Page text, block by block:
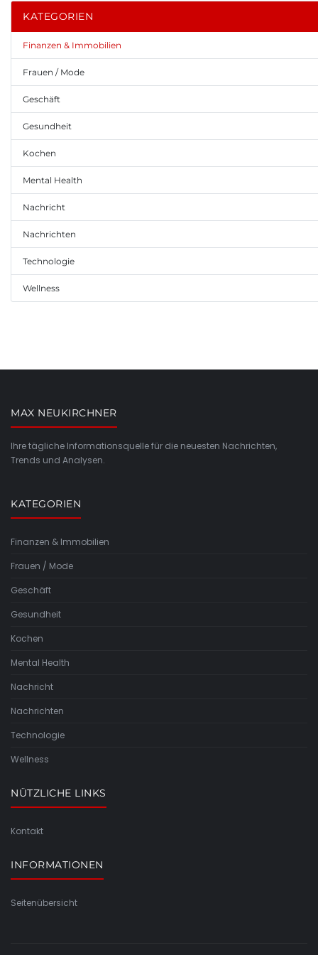
KATEGORIEN
Finanzen & Immobilien
Frauen / Mode
Geschäft
Gesundheit
Kochen
Mental Health
Nachricht
Nachrichten
Technologie
Wellness
MAX NEUKIRCHNER
Ihre tägliche Informationsquelle für die neuesten Nachrichten,
Trends und Analysen.
KATEGORIEN
Finanzen & Immobilien
Frauen / Mode
Geschäft
Gesundheit
Kochen
Mental Health
Nachricht
Nachrichten
Technologie
Wellness
NÜTZLICHE LINKS
Kontakt
INFORMATIONEN
Seitenübersicht